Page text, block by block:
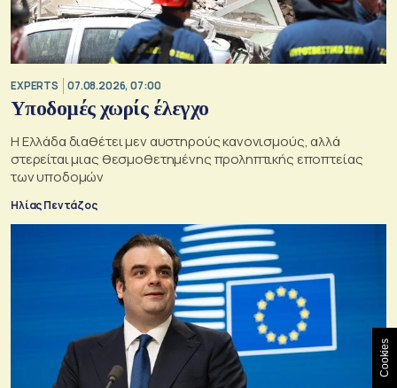
EXPERTS 07.08.2026, 07:00
Υποδομές χωρίς έλεγχο
Η Ελλάδα διαθέτει μεν αυστηρούς κανονισμούς, αλλά
στερείται μιας θεσμοθετημένης προληπτικής εποπτείας
των υποδομών
Ηλίας Πεντάζος
Cookies